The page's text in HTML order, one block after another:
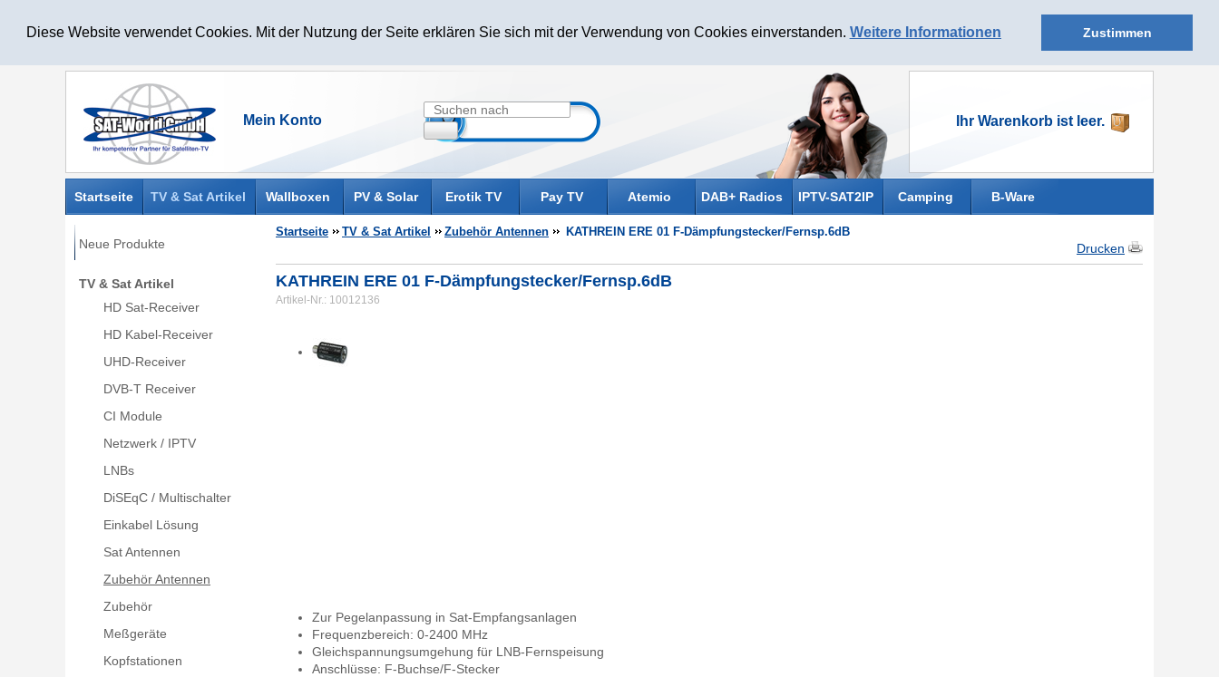
Diese Website verwendet Cookies. Mit der Nutzung der Seite erklären Sie sich mit der Verwendung von Cookies einverstanden. Weitere Informationen Zustimmen
Ihr Warenkorb ist leer.
Startseite TV & Sat Artikel Wallboxen PV & Solar Erotik TV Pay TV Atemio DAB+ Radios IPTV-SAT2IP Camping B-Ware
Neue Produkte
TV & Sat Artikel
HD Sat-Receiver
HD Kabel-Receiver
UHD-Receiver
DVB-T Receiver
CI Module
Netzwerk / IPTV
LNBs
DiSEqC / Multischalter
Einkabel Lösung
Sat Antennen
Zubehör Antennen
Zubehör
Meßgeräte
Kopfstationen
Startseite TV & Sat Artikel Zubehör Antennen KATHREIN ERE 01 F-Dämpfungstecker/Fernsp.6dB
Drucken
KATHREIN ERE 01 F-Dämpfungstecker/Fernsp.6dB
Artikel-Nr.: 10012136
Zur Pegelanpassung in Sat-Empfangsanlagen
Frequenzbereich: 0-2400 MHz
Gleichspannungsumgehung für LNB-Fernspeisung
Anschlüsse: F-Buchse/F-Stecker